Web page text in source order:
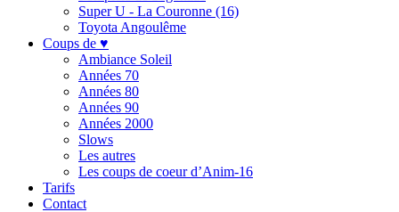
Super U - La Couronne (16)
Toyota Angoulême
Coups de ♥
Ambiance Soleil
Années 70
Années 80
Années 90
Années 2000
Slows
Les autres
Les coups de coeur d’Anim-16
Tarifs
Contact